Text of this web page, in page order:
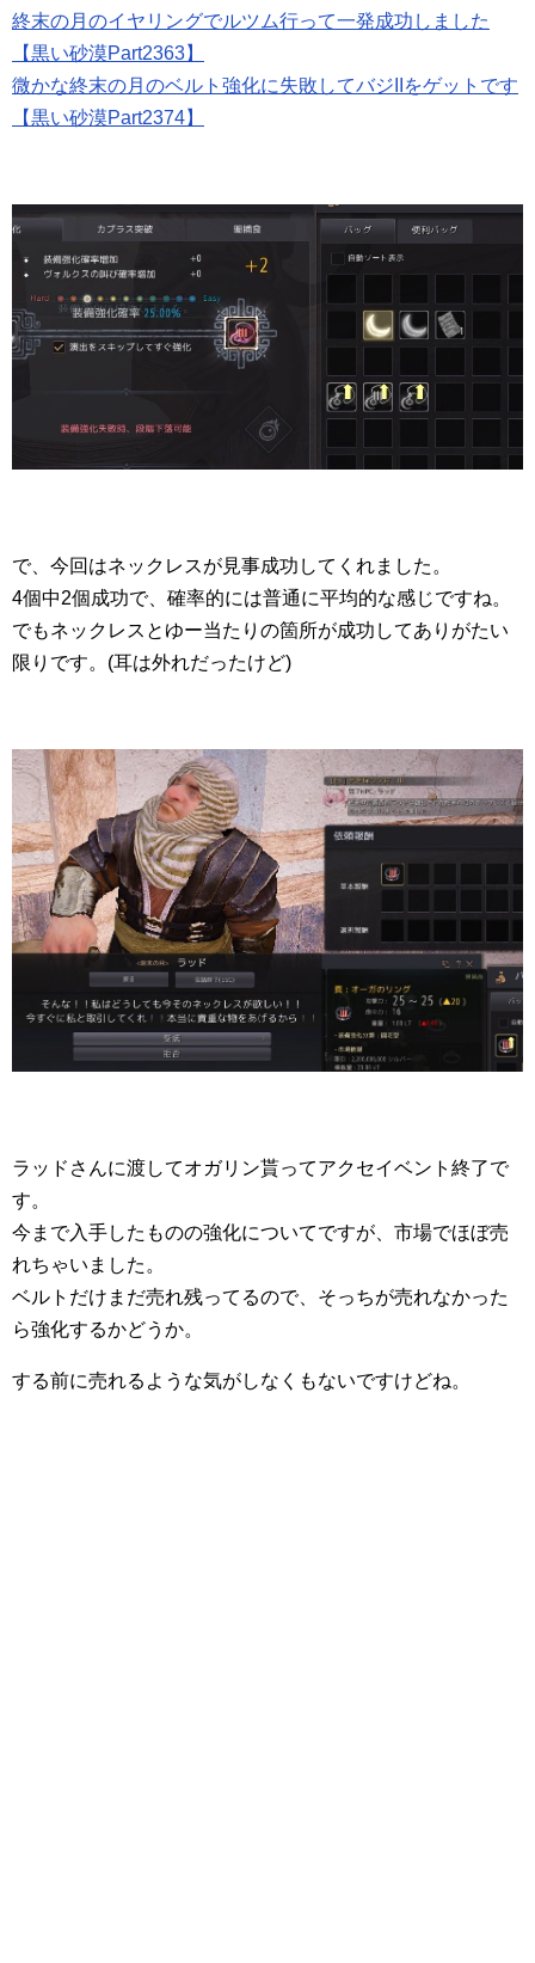
終末の月のイヤリングでルツム行って一発成功しました
【黒い砂漠Part2363】
微かな終末の月のベルト強化に失敗してバジIIをゲットです
【黒い砂漠Part2374】
で、今回はネックレスが見事成功してくれました。
4個中2個成功で、確率的には普通に平均的な感じですね。
でもネックレスとゆー当たりの箇所が成功してありがたい
限りです。(耳は外れだったけど)
ラッドさんに渡してオガリン貰ってアクセイベント終了で
す。
今まで入手したものの強化についてですが、市場でほぼ売
れちゃいました。
ベルトだけまだ売れ残ってるので、そっちが売れなかった
ら強化するかどうか。
する前に売れるような気がしなくもないですけどね。